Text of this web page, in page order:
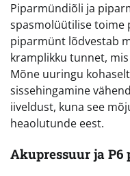
Piparmündiõli ja
spasmolüütilise toime
piparmünt lõdvestab
kramplikku tunnet,
Mõne uuringu
sissehingamine
iiveldust, kuna see
heaolutunde eest.
Akupressuur ja P6